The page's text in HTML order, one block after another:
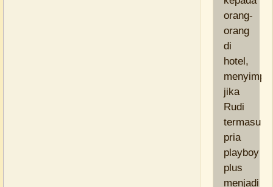
orang-
orang
di
hotel,
jika
Rudi
termasuk
pria
playboy
plus
menjadi